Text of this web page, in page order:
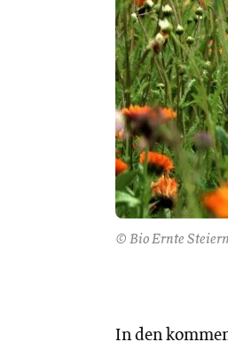
© Bio Ernte
In den